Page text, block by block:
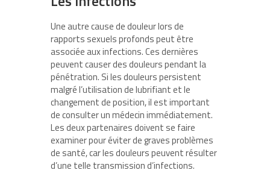
Une autre cause de douleur lors de
rapports sexuels profonds peut être
associée aux infections. Ces dernières
peuvent causer des douleurs pendant la
pénétration. Si les douleurs persistent
malgré l’utilisation de lubrifiant et le
changement de position, il est important
de consulter un médecin immédiatement.
Les deux partenaires doivent se faire
examiner pour éviter de graves problèmes
de santé, car les douleurs peuvent résulter
d’une telle transmission d’infections.